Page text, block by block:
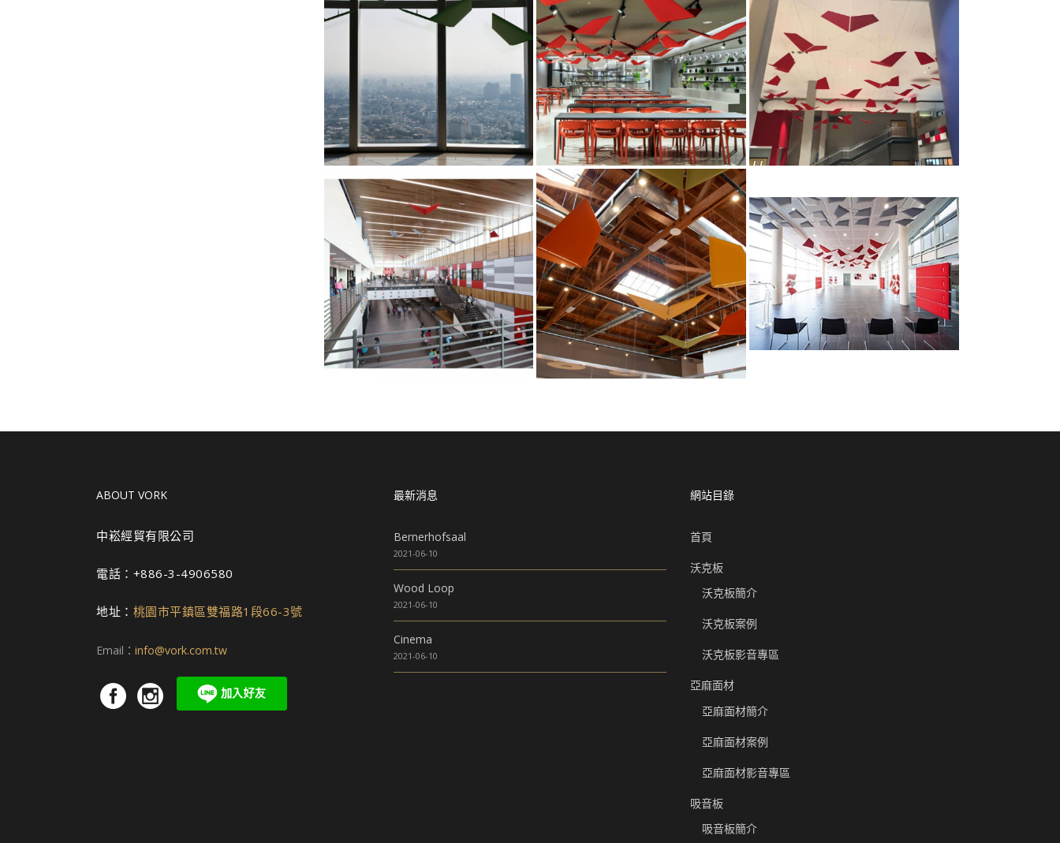
ABOUT VORK
中崧經貿有限公司
電話：+886-3-4906580
地址： 桃園市平鎮區雙福路1段66-3號
Email： info@vork.com.tw
最新消息
Bernerhofsaal
2021-06-10
Wood Loop
2021-06-10
Cinema
2021-06-10
網站目錄
首頁
沃克板
沃克板簡介
沃克板案例
沃克板影音專區
亞麻面材
亞麻面材簡介
亞麻面材案例
亞麻面材影音專區
吸音板
吸音板簡介